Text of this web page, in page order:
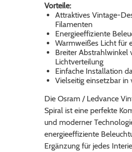
Vorteile:
Attraktives Vintage-
Filamenten
Energieeffiziente
Warmweißes Licht für
Breiter Abstrahlwinkel
Lichtverteilung
Einfache Installation
Vielseitig einsetzbar in
Die Osram / Ledvance
Spiral ist eine perfekte
und moderner
energieeffiziente
Ergänzung für jedes